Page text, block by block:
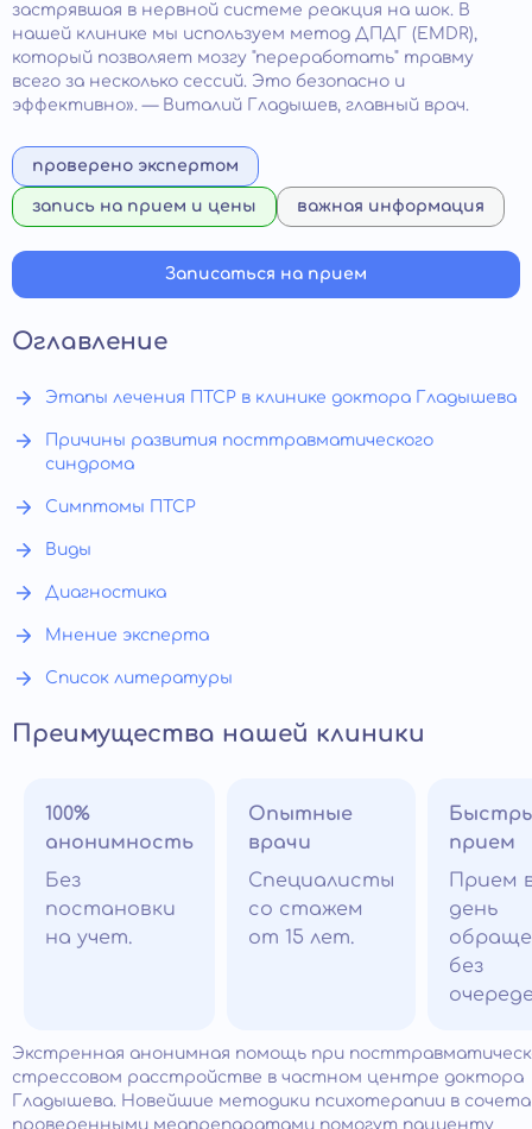
застрявшая в нервной системе реакция на шок. В
нашей клинике мы используем метод ДПДГ (EMDR),
который позволяет мозгу "переработать" травму
всего за несколько сессий. Это безопасно и
эффективно». — Виталий Гладышев, главный врач.
проверено экспертом
запись на прием и цены важная информация
Записаться на прием
Оглавление
Этапы лечения ПТСР в клинике доктора Гладышева
Причины развития посттравматического
синдрома
Симптомы ПТСР
Виды
Диагностика
Мнение эксперта
Список литературы
Преимущества нашей клиники
100%
анонимность
Без
постановки
на учет.
Опытные
врачи
Специалисты
со стажем
от 15 лет.
прием
Прием
день
без
Экстренная анонимная помощь при
стрессовом расстройстве в частном центре доктора
Гладышева. Новейшие методики психотерапии в
проверенными медпрепаратами помогут пациенту